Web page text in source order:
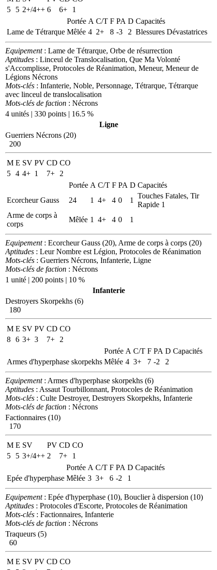
5
5 2+/4++ 6 6+
1
Portée A C/T F PA D Capacités
Lame de Tétrarque Mêlée 4 2+ 8 -3 2 Blessures Dévastatrices
Equipement: Lame de Tétrarque, Orbe de résurrection
Aptitudes : Linceul de Translocalisation, Que Ma Volonté
s'Accomplisse, Protocoles de Réanimation, Meneur, Meneur de
Légions Nécrons
Mots-clés : Infanterie, Noble, Personnage, Tétrarque, Tétrarque
avec linceul de translocalisation
Mots-clés de faction : Nécrons
4 unités | 330 points | 16.5 %
Ligne
Guerriers Nécrons (20)
200
M E SV PV CD CO
5 4 4+ 1 7+
2
Portée A C/T F PA D Capacités
Ecorcheur Gauss
24 1 4+ 4 0 1
Touches Fatales, Tir
Rapide 1
Arme de corps à
corps
Mêlée 1 4+ 4 0 1
Equipement: Ecorcheur Gauss (20), Arme de corps à corps (20)
Aptitudes : Leur Nombre est Légion, Protocoles de Réanimation
Mots-clés : Guerriers Nécrons, Infanterie, Ligne
Mots-clés de faction : Nécrons
1 unité | 200 points | 10 %
Infanterie
Destroyers Skorpekhs (6)
180
M E SV PV CD CO
8 6 3+ 3 7+
2
Portée A C/T F PA D Capacités
Armes d'hyperphase skorpekhs Mêlée 4 3+ 7 -2 2
Equipement: Armes d'hyperphase skorpekhs (6)
Aptitudes : Assaut Tourbillonnant, Protocoles de Réanimation
Mots-clés : Culte Destroyer, Destroyers Skorpekhs, Infanterie
Mots-clés de faction : Nécrons
Factionnaires (10)
170
M E SV PV CD CO
5
5 3+/4++ 2 7+
1
Portée A C/T F PA D Capacités
Epée d'hyperphase Mêlée 3 3+ 6 -2 1
Equipement: Epée d'hyperphase (10), Bouclier à dispersion (10)
Aptitudes : Protocoles d'Escorte, Protocoles de Réanimation
Mots-clés : Factionnaires, Infanterie
Mots-clés de faction : Nécrons
Traqueurs (5)
60
M E SV PV CD CO